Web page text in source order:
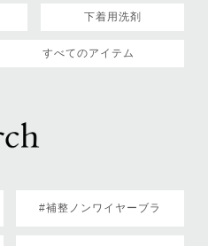
下着用洗剤
すべてのアイテム
#補整ノンワイヤーブラ